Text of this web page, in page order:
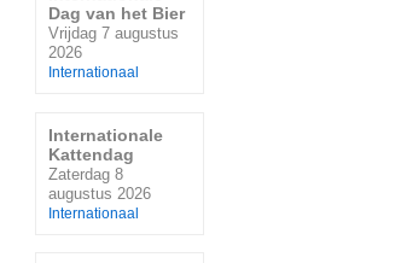
Dag van het Bier
Vrijdag 7 augustus
2026
Internationaal
Internationale
Kattendag
Zaterdag 8
augustus 2026
Internationaal